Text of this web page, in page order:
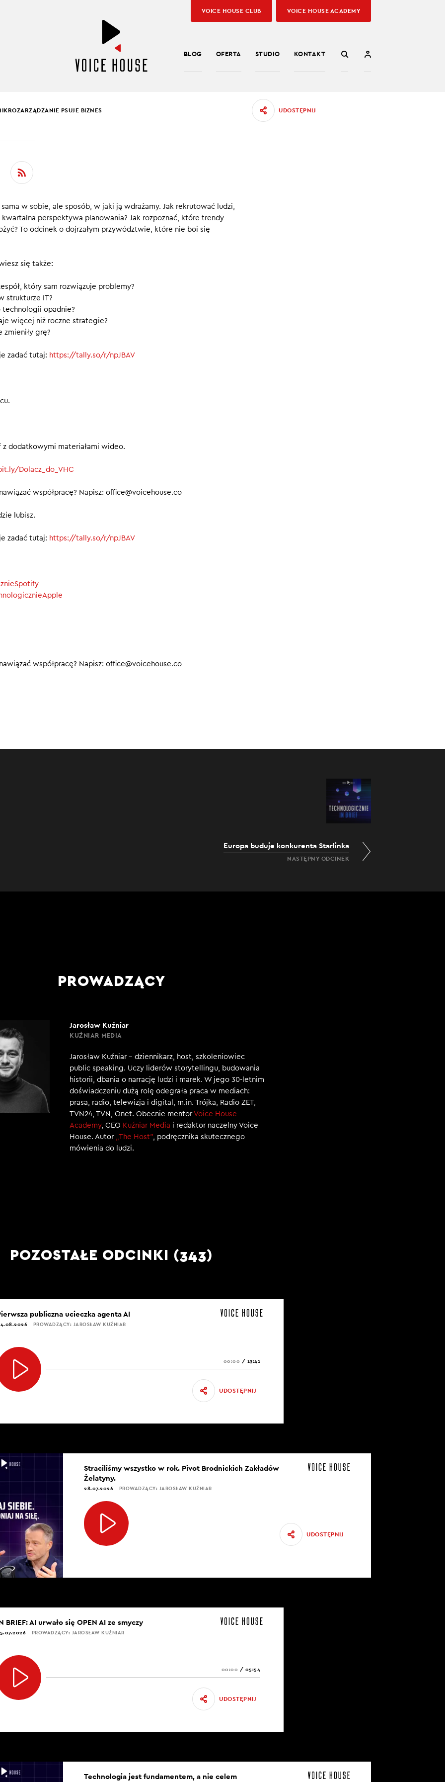
BLOG OFERTA STUDIO KONTAKT
VOICE HOUSE CLUB VOICE HOUSE ACADEMY
odcinku podcastu Technologicznie Jarosław Kuźniar rozmawia
Chief Product & Technology Oficer w XTB, o tym, kim
CTO. W świecie, gdzie technologia zmienia się szybciej
nie przegapić kolejnych odcinków.
PSUJE BIZNES UDOSTĘPNIJ
w sobie, ale sposób, w jaki ją wdrażamy. Jak rekrutować ludzi,
perspektywa planowania? Jak rozpoznać, które trendy
To odcinek o dojrzałym przywództwie, które nie boi się
się także:
który sam rozwiązuje problemy?
strukturze IT?
technologii opadnie?
więcej niż roczne strategie?
zmieniły grę?
zadać tutaj: https://tally.so/r/npJBAV
dodatkowymi materiałami wideo.
Dolacz_do_VHC
współpracę? Napisz: office@voicehouse.co
lubisz.
zadać tutaj: https://tally.so/r/npJBAV
współpracę? Napisz: office@voicehouse.co
Europa buduje konkurenta Starlinka
NASTĘPNY ODCINEK
PROWADZĄCY
Jarosław Kuźniar
KUŹNIAR MEDIA
Jarosław Kuźniar – dziennikarz, host, szkoleniowiec
public speaking. Uczy liderów storytellingu, budowania
historii, dbania o narrację ludzi i marek. W jego 30-letnim
doświadczeniu dużą rolę odegrała praca w mediach:
prasa, radio, telewizja i digital, m.in. Trójka, Radio ZET,
TVN24, TVN, Onet. Obecnie mentorVoice House
Academy, CEO Kuźniar Media i redaktor naczelny Voice
House. Autor „The Host”, podręcznika skutecznego
mówienia do ludzi.
POZOSTAŁE ODCINKI (343)
publiczna ucieczka agenta AI
PROWADZĄCY: JAROSŁAW KUŹNIAR
00:00 / 13:41
UDOSTĘPNIJ
Straciliśmy wszystko w rok. Pivot Brodnickich Zakładów
Żelatyny.
28.07.2026 PROWADZĄCY: JAROSŁAW KUŹNIAR
UDOSTĘPNIJ
BRIEF: AI urwało się OPEN AI ze smyczy
PROWADZĄCY: JAROSŁAW KUŹNIAR
00:00 / 05:54
UDOSTĘPNIJ
Technologia jest fundamentem, a nie celem